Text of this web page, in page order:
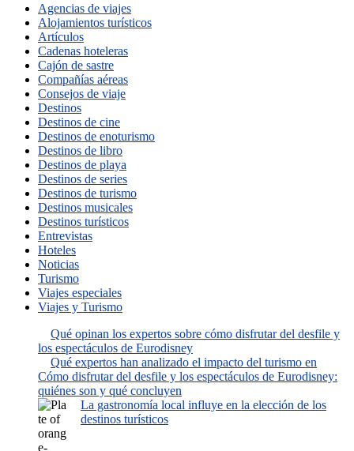
Agencias de viajes
Alojamientos turísticos
Artículos
Cadenas hoteleras
Cajón de sastre
Compañías aéreas
Consejos de viaje
Destinos
Destinos de cine
Destinos de enoturismo
Destinos de libro
Destinos de playa
Destinos de series
Destinos de turismo
Destinos musicales
Destinos turísticos
Entrevistas
Hoteles
Noticias
Turismo
Viajes especiales
Viajes y Turismo
Qué opinan los expertos sobre cómo disfrutar del desfile y
los espectáculos de Eurodisney
Qué expertos han analizado el impacto del turismo en
Cómo disfrutar del desfile y los espectáculos de Eurodisney:
quiénes son y qué concluyen
La gastronomía local influye en la elección de los
destinos turísticos